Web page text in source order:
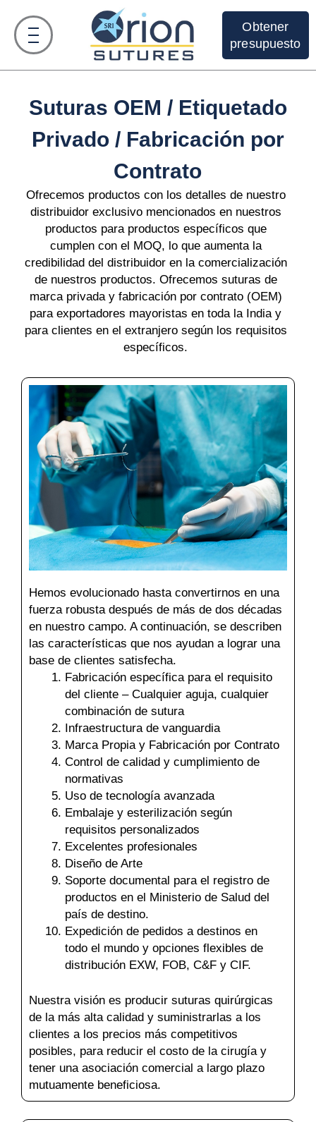
contenido
Obtener
presupuesto
Suturas OEM / Etiquetado
Privado / Fabricación por
Contrato
Ofrecemos productos con los detalles de nuestro
distribuidor exclusivo mencionados en nuestros
productos para productos específicos que
cumplen con el MOQ, lo que aumenta la
credibilidad del distribuidor en la comercialización
de nuestros productos. Ofrecemos suturas de
marca privada y fabricación por contrato (OEM)
para exportadores mayoristas en toda la India y
para clientes en el extranjero según los requisitos
específicos.
Hemos evolucionado hasta convertirnos en una
fuerza robusta después de más de dos décadas
en nuestro campo. A continuación, se describen
las características que nos ayudan a lograr una
base de clientes satisfecha.
Fabricación específica para el requisito
del cliente – Cualquier aguja, cualquier
combinación de sutura
Infraestructura de vanguardia
Marca Propia y Fabricación por Contrato
Control de calidad y cumplimiento de
normativas
Uso de tecnología avanzada
Embalaje y esterilización según
requisitos personalizados
Excelentes profesionales
Diseño de Arte
Soporte documental para el registro de
productos en el Ministerio de Salud del
país de destino.
Expedición de pedidos a destinos en
todo el mundo y opciones flexibles de
distribución EXW, FOB, C&F y CIF.
Nuestra visión es producir suturas quirúrgicas
de la más alta calidad y suministrarlas a los
clientes a los precios más competitivos
posibles, para reducir el costo de la cirugía y
tener una asociación comercial a largo plazo
mutuamente beneficiosa.